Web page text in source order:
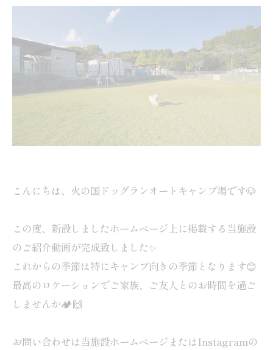
こんにちは、火の国ドッグランオートキャンプ場です🐶
この度、新設しましたホームページ上に掲載する当施設
のご紹介動画が完成致しました✨
これからの季節は特にキャンプ向きの季節となります😊
最高のロケーションでご家族、ご友人とのお時間を過ご
しませんか🏕️🙌
お問い合わせは当施設ホームページまたはInstagramの